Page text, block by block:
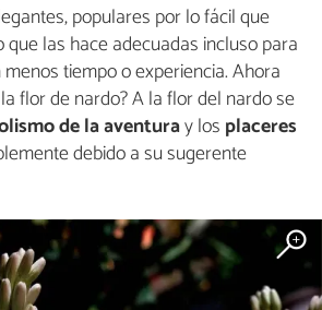
populares por lo fácil que
las hace adecuadas incluso para
tiempo o experiencia. Ahora
flor de nardo? A la flor del nardo se
de la aventuray los placeres
debido a su sugerente